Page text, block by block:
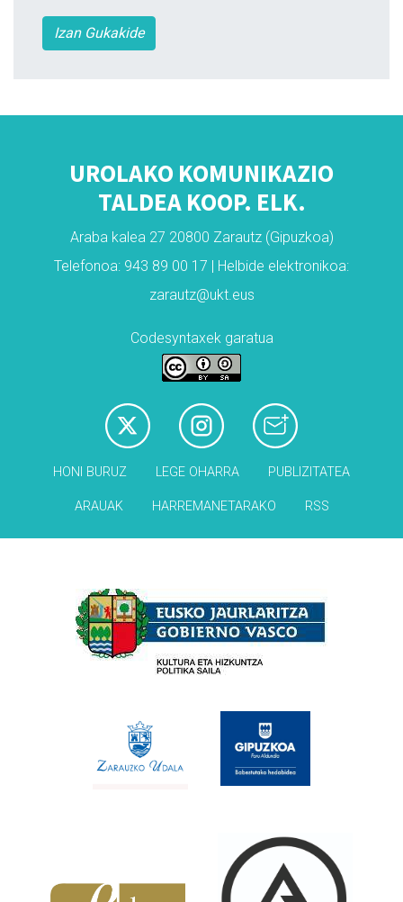
Izan Gukakide
UROLAKO KOMUNIKAZIO
TALDEA KOOP. ELK.
Araba kalea 27 20800 Zarautz (Gipuzkoa)
Telefonoa: 943 89 00 17 | Helbide elektronikoa:
zarautz@ukt.eus
Codesyntaxek garatua
HONI BURUZ LEGE OHARRA PUBLIZITATEA
ARAUAK HARREMANETARAKO RSS